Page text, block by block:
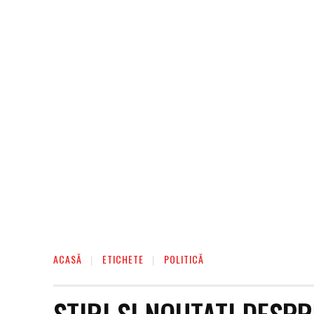
ACASĂ ETICHETE POLITICĂ